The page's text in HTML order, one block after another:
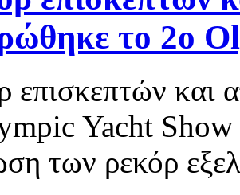
το 2ο
επισκεπτών και
Yacht
των ρεκόρ